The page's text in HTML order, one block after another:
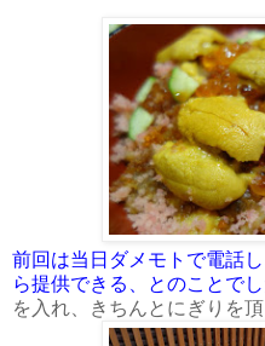
前回は当日ダメモトで電話
ら提供できる、とのことでし
を入れ、きちんとにぎりを頂